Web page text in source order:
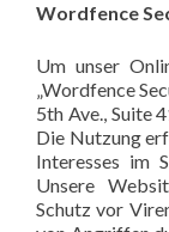
Wordfence
Um unser
„Wordfence
5th Ave., Suite
Die Nutzung
Interesses im
Unsere
Schutz vor